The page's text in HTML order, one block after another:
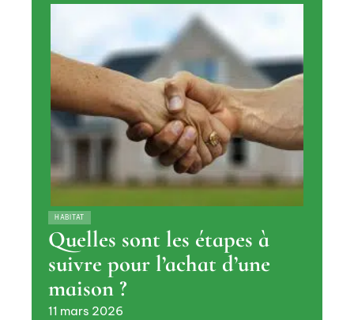
HABITAT
Quelles sont les étapes à
suivre pour l’achat d’une
maison ?
11 mars 2026